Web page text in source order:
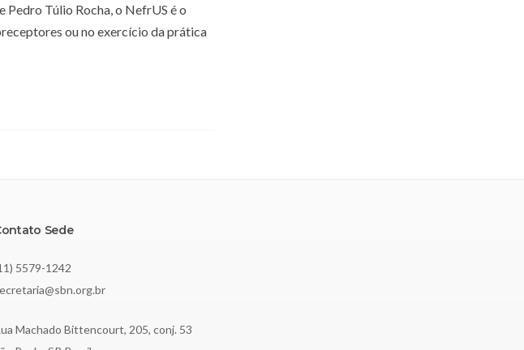
Pedro Túlio Rocha, o NefrUS é o
ou no exercício da prática
Sede
5579-1242
Machado Bittencourt, 205, conj. 53